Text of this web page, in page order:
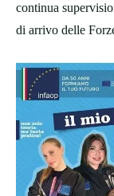
continua
di arrivo delle